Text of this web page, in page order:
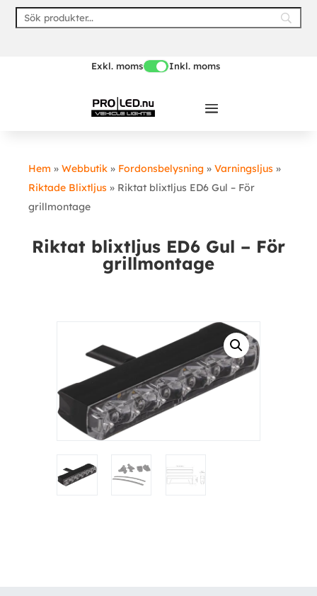
Skip
Exkl. moms Inkl. moms
Hem » Webbutik » Fordonsbelysning » Varningsljus »
Riktade Blixtljus » Riktat blixtljus ED6 Gul – För
grillmontage
Riktat blixtljus ED6 Gul – För
grillmontage